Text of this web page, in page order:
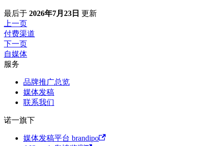
最后于 2026年7月23日 更新
上一页
付费渠道
下一页
自媒体
服务
品牌推广总览
媒体发稿
联系我们
诺一旗下
媒体发稿平台 brandipo